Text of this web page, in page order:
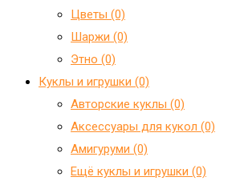
Цветы (0)
Шаржи (0)
Этно (0)
Куклы и игрушки (0)
Авторские куклы (0)
Аксессуары для кукол (0)
Амигуруми (0)
Ещё куклы и игрушки (0)